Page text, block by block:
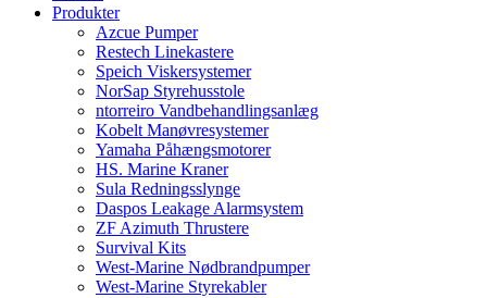
Produkter
Azcue Pumper
Restech Linekastere
Speich Viskersystemer
NorSap Styrehusstole
ntorreiro Vandbehandlingsanlæg
Kobelt Manøvresystemer
Yamaha Påhængsmotorer
HS. Marine Kraner
Sula Redningsslynge
Daspos Leakage Alarmsystem
ZF Azimuth Thrustere
Survival Kits
West-Marine Nødbrandpumper
West-Marine Styrekabler